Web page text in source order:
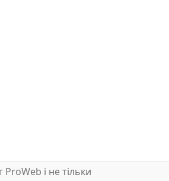
ProWeb і не тільки